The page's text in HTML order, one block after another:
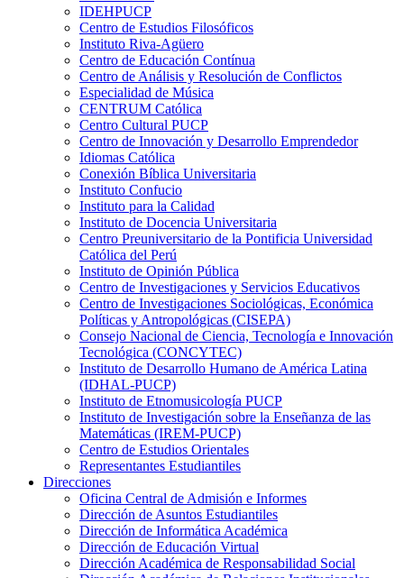
IDEHPUCP
Centro de Estudios Filosóficos
Instituto Riva-Agüero
Centro de Educación Contínua
Centro de Análisis y Resolución de Conflictos
Especialidad de Música
CENTRUM Católica
Centro Cultural PUCP
Centro de Innovación y Desarrollo Emprendedor
Idiomas Católica
Conexión Bíblica Universitaria
Instituto Confucio
Instituto para la Calidad
Instituto de Docencia Universitaria
Centro Preuniversitario de la Pontificia Universidad
Católica del Perú
Instituto de Opinión Pública
Centro de Investigaciones y Servicios Educativos
Centro de Investigaciones Sociológicas, Económica
Políticas y Antropológicas (CISEPA)
Consejo Nacional de Ciencia, Tecnología e Innovación
Tecnológica (CONCYTEC)
Instituto de Desarrollo Humano de América Latina
(IDHAL-PUCP)
Instituto de Etnomusicología PUCP
Instituto de Investigación sobre la Enseñanza de las
Matemáticas (IREM-PUCP)
Centro de Estudios Orientales
Representantes Estudiantiles
Direcciones
Oficina Central de Admisión e Informes
Dirección de Asuntos Estudiantiles
Dirección de Informática Académica
Dirección de Educación Virtual
Dirección Académica de Responsabilidad Social